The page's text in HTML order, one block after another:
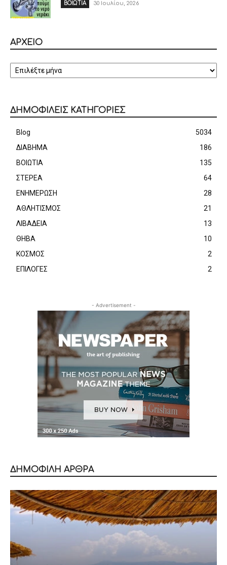
ΒΟΙΩΤΙΑ 30 Ιουλίου, 2026
ΑΡΧΕΙΟ
ΔΗΜΟΦΙΛΕΙΣ ΚΑΤΗΓΟΡΙΕΣ
Blog
5034
ΔΙΑΒΗΜΑ
186
ΒΟΙΩΤΙΑ
135
ΣΤΕΡΕΑ
64
ΕΝΗΜΕΡΩΣΗ
28
ΑΘΛΗΤΙΣΜΟΣ
21
ΛΙΒΑΔΕΙΑ
13
ΘΗΒΑ
10
ΚΟΣΜΟΣ
2
ΕΠΙΛΟΓΕΣ
2
- Advertisement -
ΔΗΜΟΦΙΛΗ ΑΡΘΡΑ